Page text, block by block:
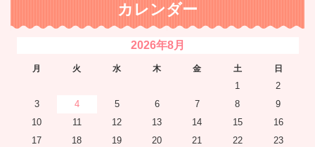
カレンダー
2026年8月
月 火 水 木 金 土 日
1
2
3
4 5 6 7 8
9
10
11 12 13 14 15
16
17
18 19 20 21 22
23